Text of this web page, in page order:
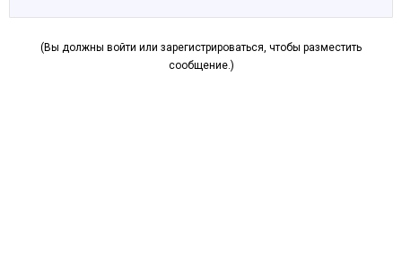
(Вы должны войти или зарегистрироваться, чтобы разместить
сообщение.)